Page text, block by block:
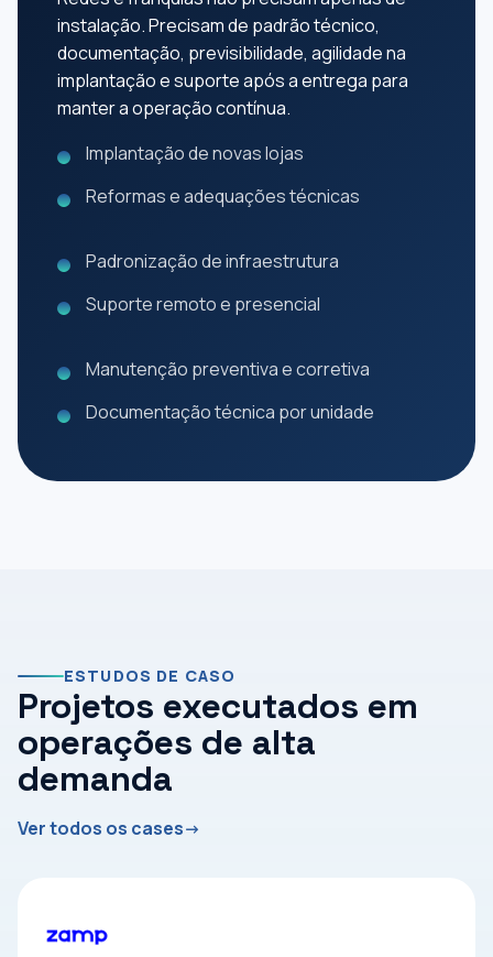
instalação. Precisam de padrão técnico,
documentação, previsibilidade, agilidade na
implantação e suporte após a entrega para
manter a operação contínua.
Implantação de novas lojas
Reformas e adequações técnicas
Padronização de infraestrutura
Suporte remoto e presencial
Manutenção preventiva e corretiva
Documentação técnica por unidade
ESTUDOS DE CASO
Projetos executados em
operações de alta
demanda
Ver todos os cases